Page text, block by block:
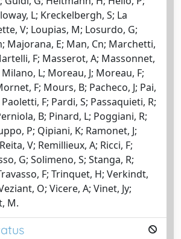
L; Kreckelbergh, S; La
V; Loupias, M; Losurdo, G;
Majorana, E; Man, Cn; Marchetti,
F; Masserot, A; Massonnet,
L; Moreau, J; Moreau, F;
F; Mours, B; Pacheco, J; Pai,
F; Pardi, S; Passaquieti, R;
B; Pinard, L; Poggiani, R;
P; Qipiani, K; Ramonet, J;
V; Remillieux, A; Ricci, F;
G; Solimeno, S; Stanga, R;
F; Trinquet, H; Verkindt,
O; Vicere, A; Vinet, Jy;
M.